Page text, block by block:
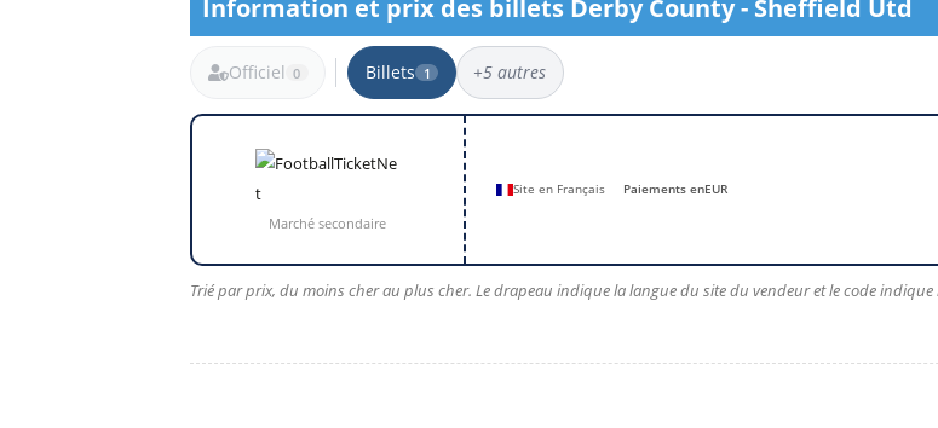
Billets Primeira Liga Portugal
Billets Eredivisie Pays-Bas
Billets Pro League Belgique
Billets Saudi Pro League
Billets Coupe d’Asie 2027
Billets Euro 2028
Séville
Munich
Information et prix des billets Derby County - Sheffield Utd
Officiel 0 Billets 1 +5 autres
1 résultat
Marché secondaire
Site en Français Paiements enEUR
Trié par prix, du moins cher au plus cher. Le drapeau indique la langue du site du vendeur et le code